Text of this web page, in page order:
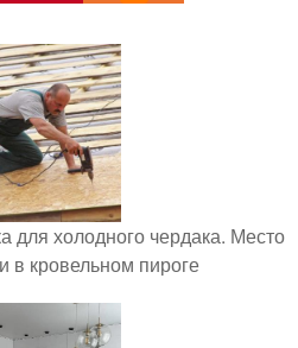
для холодного чердака. Место
в кровельном пироге